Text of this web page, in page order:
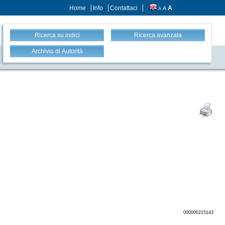
Home Info Contattaci A A A
Ricerca su indici Ricerca avanzata
Archivio di Autorità